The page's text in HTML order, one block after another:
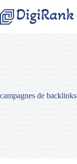
au
contenu
campagnes de backlinks